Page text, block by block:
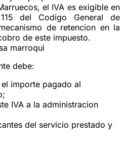
el IVA es exigible en
del Codigo General de
de retencion en la
de este impuesto.
marroqui
debe:
importe pagado al
IVA a la administracion
del servicio prestado y